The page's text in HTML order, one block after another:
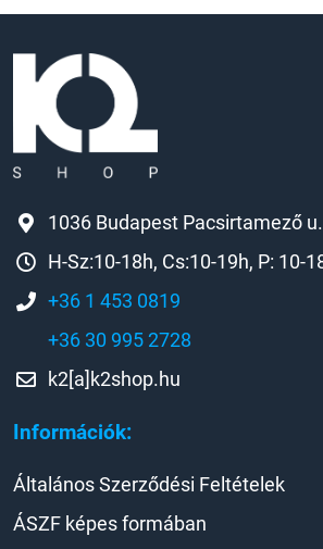
hódítjuk meg a
Információk:
1036 Budapest Pacsirtamező
H-Sz:10-18h, Cs:10-19h, P: 10-
+36 1 453 0819
+36 30 995 2728
k2[a]k2shop.hu
Általános Szerződési Feltételek
ÁSZF képes formában